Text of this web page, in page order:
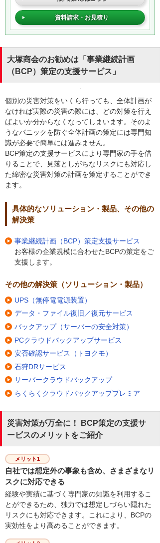
資料請求・お見積り
大塚商会のお勧めは「事業継続計画
（BCP）策定の支援サービス」
個別の災害対策をいくら行っても、全体計画が
なければ実際の災害の際には、どの対策を行え
ばよいか分からなくなってしまいます。そのよ
うなパニックを防ぐ全体計画の策定には専門知
識が必要で簡単には進みません。
BCP策定の支援サービスにより専門家の手を借
りることで、見落としがちなリスクにも対応し
た綿密な災害対策の計画を策定することができ
ます。
具体的なソリューション・製品、その他の
解決策
事業継続計画（BCP）策定支援サービス
お客様の企業規模に合わせたBCPの策定をご
支援します。
その他の解決策（ソリューション・製品）
UPS（無停電電源装置）
データ・ファイル復旧／復元サービス
バックアップ（サーバーの安全対策）
PCクラウドバックアップサービス
安否確認サービス（トヨクモ）
石狩DRサービス
サーバークラウドバックアップ
らくらくクラウドバックアッププレミア
災害対策が万全に！ BCP策定の支援サ
ービスのメリットをご紹介
メリット1
自社では想定外の事象も含め、さまざまなリ
スクに対応できる
経験や実績に基づく専門家の知識を利用するこ
とができるため、独力では想定しづらい隠れた
リスクにも対応できます。これにより、BCPの
実効性をより高めることができます。